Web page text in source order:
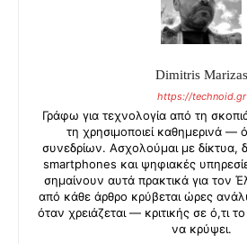
Dimitris Marizas
https://technoid.gr
Γράφω για τεχνολογία από τη
τη χρησιμοποιεί καθημερινά —
συνεδρίων. Ασχολούμαι με δίκτυα,
smartphones και ψηφιακές
σημαίνουν αυτά πρακτικά για τον
από κάθε άρθρο κρύβεται ώρες
όταν χρειάζεται — κριτικής σε ό,τι
να κρύψει.